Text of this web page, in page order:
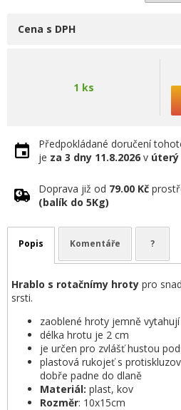
Cena s DPH
1 ks
Předpokládané doručení
je za 3 dny 11.8.2026 v úterý
Doprava již od 79.00 Kč
(balík do 5Kg)
Popis Komentáře ?
Hrablo s rotačnímy hroty pro
srsti.
zaoblené hroty jemně
délka hrotu je 2 cm
je určen pro zvlášť hustou
plastová rukojeť s
dobře padne do dlaně
Materiál: plast, kov
Rozměr: 10x15cm